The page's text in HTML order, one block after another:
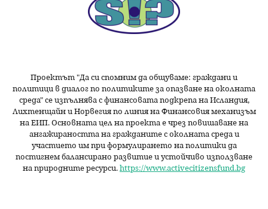
Проектът "Да си спомним даобщуваме: граждани и
политици в диалог по политиките за опазване на околната
среда" се изпълнява с финансовата подкрепа на Исландия,
Лихтенщайн и Норвегия по линия на Финансовия механизъм
на ЕИП. Основната цел на проекта е чрез повишаване на
ангажираността на гражданите с околната среда и
участието им при формулирането на политики да
постигнем балансирано развитие и устойчиво използване
на природните ресурси.https://www.activecitizensfund.bg